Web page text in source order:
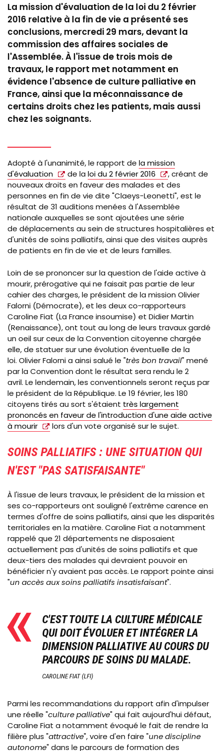
La mission d'évaluation de la loi du 2 février
2016 relative à la fin de vie a présenté ses
conclusions, mercredi 29 mars, devant la
commission des affaires sociales de
l'Assemblée.À l'issue de trois mois de
travaux, le rapport met notamment en
évidence l'absence de culture palliative en
France, ainsi que la méconnaissance de
certains droits chez les patients, mais aussi
chez les soignants.
Adopté à l'unanimité, le rapport de la mission
d'évaluation
de la loi du 2 février 2016
, créant de
nouveaux droits en faveur des malades et des
personnes en fin de vie dite "Claeys-Leonetti", est le
résultat de 31 auditions menées à l'Assemblée
nationale auxquelles se sont ajoutées une série
de déplacements au sein de structures hospitalières et
d'unités de soins palliatifs, ainsi que des visites auprès
de patients en fin de vie et de leurs familles.
Loin de se prononcer sur la question de l'aide active à
mourir, prérogative qui ne faisait pas partie de leur
cahier des charges, le président de la mission Olivier
Falorni (Démocrate), et les deux co-rapporteurs
Caroline Fiat (La France insoumise) et Didier Martin
(Renaissance), ont tout au long de leurs travaux gardé
un oeil sur ceux de la Convention citoyenne chargée
elle, de statuer sur une évolution éventuelle de la
loi. Olivier Falorni a ainsi salué le "très bon travail" mené
par la Convention dont le résultat sera rendu le 2
avril. Le lendemain, les conventionnels seront reçus par
le président de la République. Le 19 février, les 180
citoyens tirés au sort s'étaient très largement
prononcés en faveur de l'introduction d'une aide active
à mourir
lors d'un vote organisé sur le sujet.
SOINS PALLIATIFS : UNE SITUATION QUI
N'EST "PAS SATISFAISANTE"
À l'issue de leurs travaux, le président de la mission et
ses co-rapporteurs ont souligné l'extrême carence en
termes d'offre de soins palliatifs, ainsi que les disparités
territoriales en la matière. Caroline Fiat a notamment
rappelé que 21 départements ne disposaient
actuellement pas d'unités de soins palliatifs et que
deux-tiers des malades qui devraient pouvoir en
bénéficier n'y avaient pas accès. Le rapport pointe ainsi
"un accès aux soins palliatifs insatisfaisant".
C'EST TOUTE LA CULTURE MÉDICALE
QUI DOIT ÉVOLUER ET INTÉGRER LA
DIMENSION PALLIATIVE AU COURS DU
PARCOURS DE SOINS DU MALADE.
CAROLINE FIAT (LFI)
Parmi les recommandations du rapport afin d'impulser
une réelle "culture palliative" qui fait aujourd'hui défaut,
Caroline Fiat a notamment évoqué le fait de rendre la
filière plus "attractive", voire d'en faire "une discipline
autonome" dans le parcours de formation des